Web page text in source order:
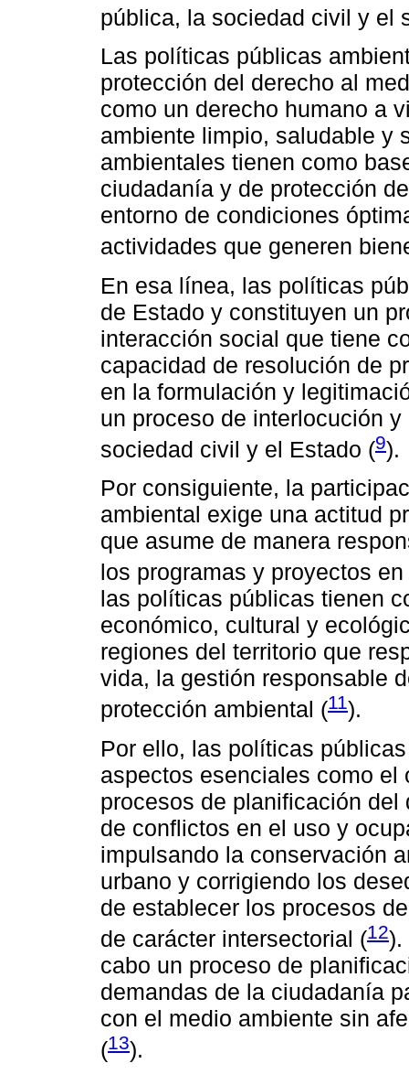
pública, la sociedad civil y el
Las políticas públicas
protección del derecho al
como un derecho humano a
ambiente limpio, saludable y
ambientales tienen como
ciudadanía y de protección
entorno de condiciones
actividades que generen
En esa línea, las políticas
de Estado y constituyen un
interacción social que tiene
capacidad de resolución de
en la formulación y
un proceso de interlocución
sociedad civil y el Estado (9).
Por consiguiente, la
ambiental exige una actitud
que asume de manera
los programas y proyectos
las políticas públicas tienen
económico, cultural y
regiones del territorio que
vida, la gestión responsable
protección ambiental (11).
Por ello, las políticas
aspectos esenciales como el
procesos de planificación
de conflictos en el uso y
impulsando la conservación
urbano y corrigiendo los
de establecer los procesos
de carácter intersectorial (12).
cabo un proceso de
demandas de la ciudadanía
con el medio ambiente sin
(13).